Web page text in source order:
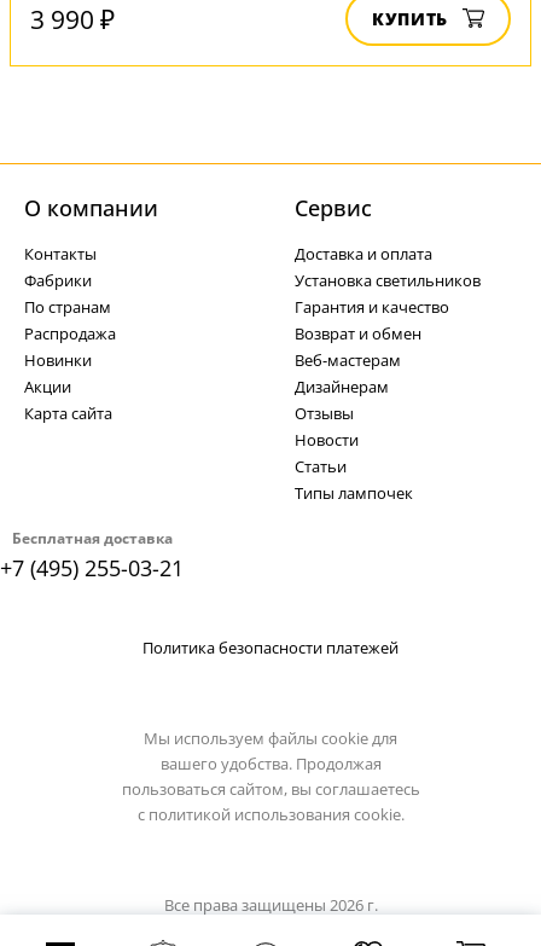
3 990 ₽ КУПИТЬ
Бесплатная доставка
+7 (495) 255-03-21
О компании
Контакты
Фабрики
По странам
Распродажа
Новинки
Акции
Карта сайта
Cервис
Доставка и оплата
Установка светильников
Гарантия и качество
Возврат и обмен
Веб-мастерам
Дизайнерам
Отзывы
Новости
Статьи
Типы лампочек
Политика безопасности платежей
Мы используем файлы cookie для
вашего удобства. Продолжая
пользоваться сайтом, вы соглашаетесь
с политикой использования cookie.
Все права защищены 2026 г.